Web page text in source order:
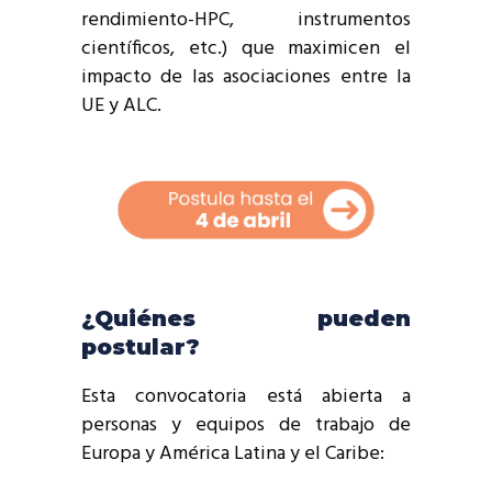
rendimiento-HPC, instrumentos
científicos, etc.) que maximicen el
impacto de las asociaciones entre la
UE y ALC.
¿Quiénes pueden
postular?
Esta convocatoria está abierta a
personas y equipos de trabajo de
Europa y América Latina y el Caribe: